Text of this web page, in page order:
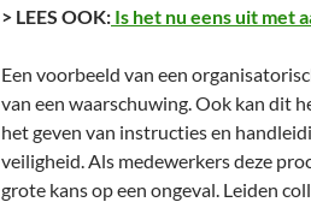
> LEES OOK: Is het nu eens uit met
Een voorbeeld van een
van een waarschuwing. Ook kan dit
het geven van instructies en
veiligheid. Als medewerkers deze
grote kans op een ongeval. Leiden